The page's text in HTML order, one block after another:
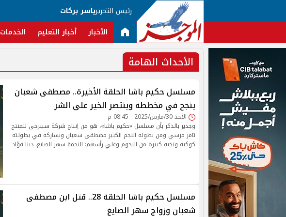
رئيس التحريرياسر بركات
الأخبار أخبار التعليم الخدمات
الأحداث الهامة
مسلسل حكيم باشا الحلقة الأخيرة.. مصطفى شعبان
ينجح في مخططه وينتصر الخير على الشر
الأحد 30/مارس/2025 - 08:45 م
وجدير بالذكر بأن مسلسل «حكيم باشا»، هو من إنتاج شركة سينرچي للمنتج
تامر مرسي ومن بطولة النجم الكبير مصطفى شعبان ويشاركه في بطولتة
كوكبة ونخبة كبيرة من النجوم وعلي رأسهم: النجمة سهر الصايغ، دينا فؤاد
مسلسل حكيم باشا الحلقة 28.. قتل ابن مصطفى
شعبان وزواج سهر الصايغ